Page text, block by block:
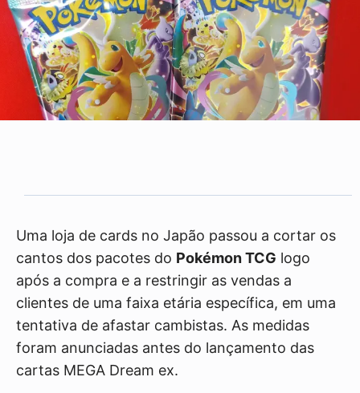
Uma loja de cards no Japão passou a cortar os
cantos dos pacotes do Pokémon TCG logo
após a compra e a restringir as vendas a
clientes de uma faixa etária específica, em uma
tentativa de afastar cambistas. As medidas
foram anunciadas antes do lançamento das
cartas MEGA Dream ex.